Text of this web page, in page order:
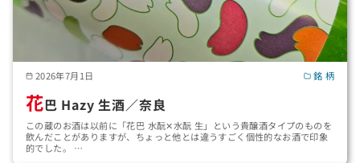
2026年7月1日 銘 柄
花巴 Hazy 生酒／奈良
この蔵のお酒は以前に「花巴 水酛✕水酛 生」という貴醸酒タイプのものを
飲んだことがありますが、ちょっと他とは違うすごく個性的なお酒で印象
的でした。 …